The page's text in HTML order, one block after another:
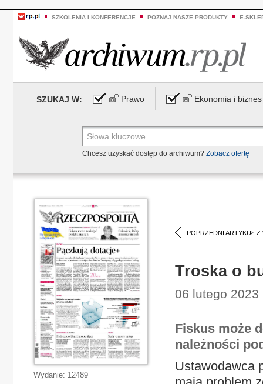
SZKOLENIA I KONFERENCJE POZNAJ NASZE PRODUKTY E-
SZUKAJ W: Prawo Ekonomia i biznes
Chcesz uzyskać dostęp do archiwum? Zobacz ofertę
POPRZEDNI ARTYKUŁ Z
Troska o
06 lutego 2023
Fiskus może
należności
Ustawodawca
Wydanie: 12489